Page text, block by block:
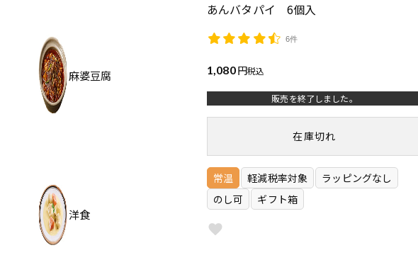
麻婆豆腐
洋食
あんバタパイ 6個入
6件
1,080 税込
販売を終了しました。
在庫切れ
常温 軽減税率対象
ラッピングなし
のし可
ギフト箱